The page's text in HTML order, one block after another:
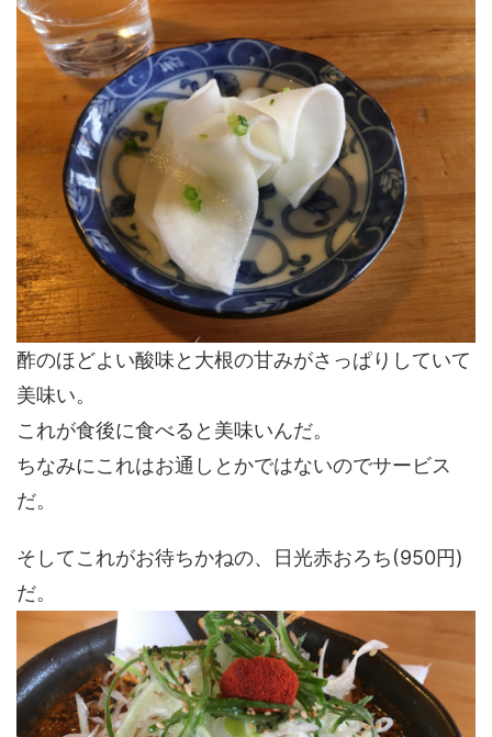
酢のほどよい酸味と大根の甘みがさっぱりしていて
美味い。
これが食後に食べると美味いんだ。
ちなみにこれはお通しとかではないのでサービス
だ。
そしてこれがお待ちかねの、日光赤おろち(950円)
だ。